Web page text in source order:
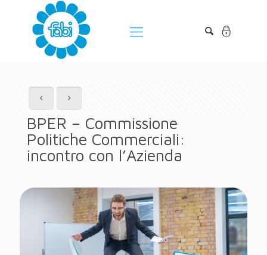
BPER – Commissione
Politiche Commerciali:
incontro con l’Azienda